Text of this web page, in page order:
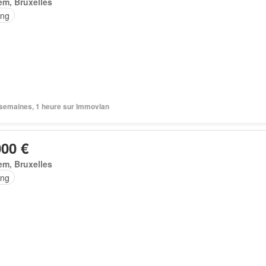
1 heure sur Immovlan
€
Bruxelles